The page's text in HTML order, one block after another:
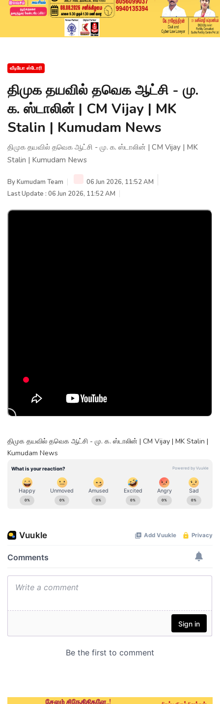
வீடியோ ஸ்டோரி
திமுக தயவில் தவெக ஆட்சி - மு.
க. ஸ்டாலின் | CM Vijay | MK
Stalin | Kumudam News
திமுக தயவில் தவெக ஆட்சி - மு. க. ஸ்டாலின் | CM Vijay | MK
Stalin | Kumudam News
ByKumudam Team
06 Jun 2026, 11:52 AM
Last Update : 06 Jun 2026, 11:52 AM
திமுக தயவில் தவெக ஆட்சி - மு. க. ஸ்டாலின் | CM Vijay | MK Stalin |
Kumudam News